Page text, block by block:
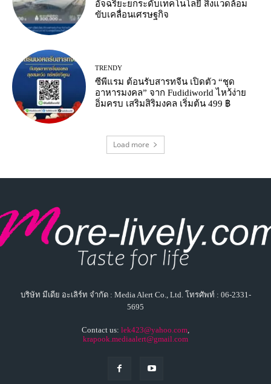
บริษัท มีเดีย อะเลิร์ท จำกัด : Media Alert Co., Ltd. โทรศัพท์ : 06-2331-
5695
Contact us: lek423@yahoo.com,
krapook.mediaalert@gmail.com